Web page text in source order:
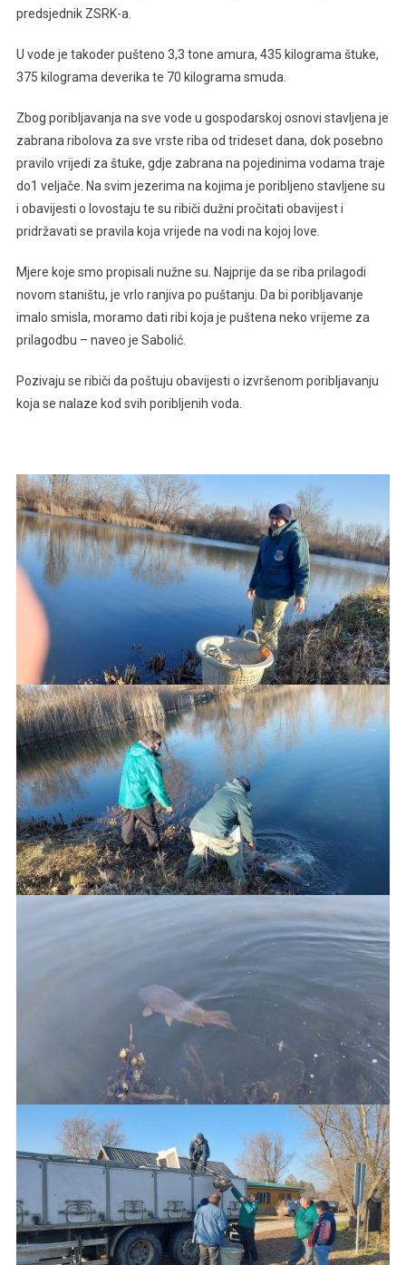
predsjednik ZSRK-a.
U vode je takoder pušteno 3,3 tone amura, 435 kilograma štuke,
375 kilograma deverika te 70 kilograma smuda.
Zbog poribljavanja na sve vode u gospodarskoj osnovi stavljena je
zabrana ribolova za sve vrste riba od trideset dana, dok posebno
pravilo vrijedi za štuke, gdje zabrana na pojedinima vodama traje
do1 veljače. Na svim jezerima na kojima je poribljeno stavljene su
i obavijesti o lovostaju te su ribiči dužni pročitati obavijest i
pridržavati se pravila koja vrijede na vodi na kojoj love.
Mjere koje smo propisali nužne su. Najprije da se riba prilagodi
novom staništu, je vrlo ranjiva po puštanju. Da bi poribljavanje
imalo smisla, moramo dati ribi koja je puštena neko vrijeme za
prilagodbu – naveo je Sabolić.
Pozivaju se ribiči da poštuju obavijesti o izvršenom poribljavanju
koja se nalaze kod svih poribljenih voda.